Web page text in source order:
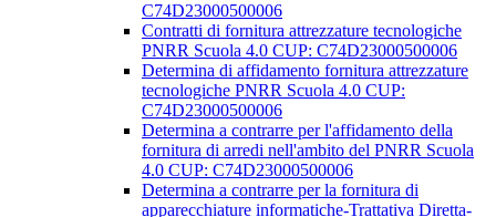
C74D23000500006
Contratti di fornitura attrezzature tecnologiche
PNRR Scuola 4.0 CUP: C74D23000500006
Determina di affidamento fornitura attrezzature
tecnologiche PNRR Scuola 4.0 CUP:
C74D23000500006
Determina a contrarre per l'affidamento della
fornitura di arredi nell'ambito del PNRR Scuola
4.0 CUP: C74D23000500006
Determina a contrarre per la fornitura di
apparecchiature informatiche-Trattativa Diretta-